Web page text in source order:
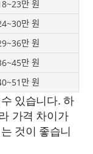
만 원
만 원
만 원
만 원
만 원
있습니다. 하
가격 차이가
것이 좋습니